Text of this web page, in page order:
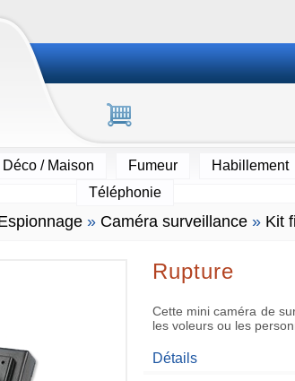
Déco / Maison Fumeur Habillement
Téléphonie
» Caméra surveillance » Kit
Rupture
Cette mini caméra de
les voleurs ou les
Détails